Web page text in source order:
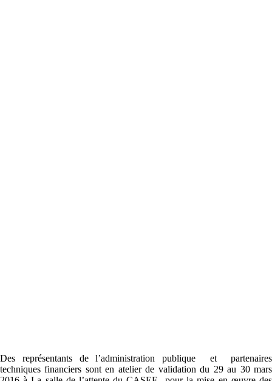
Des représentants de l’administration publique et partenaires
techniques financiers sont en atelier de validation du 29 au 30 mars